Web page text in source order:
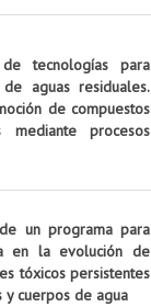
tecnologías para
aguas residuales.
de compuestos
mediante procesos
un programa para
en la evolución de
tóxicos persistentes
y cuerpos de agua